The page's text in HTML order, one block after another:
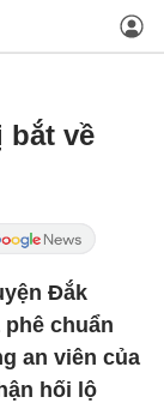
bắt về
Đắk
chuẩn
an viên của
hối lộ